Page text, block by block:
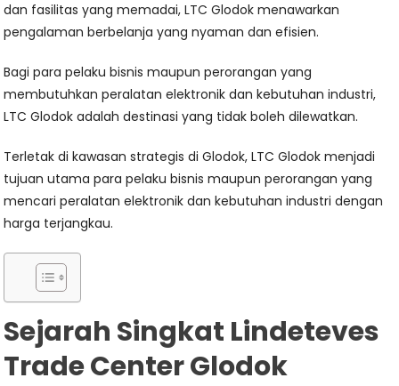
dan fasilitas yang memadai, LTC Glodok menawarkan
pengalaman berbelanja yang nyaman dan efisien.
Bagi para pelaku bisnis maupun perorangan yang
membutuhkan peralatan elektronik dan kebutuhan industri,
LTC Glodok adalah destinasi yang tidak boleh dilewatkan.
Terletak di kawasan strategis di Glodok, LTC Glodok menjadi
tujuan utama para pelaku bisnis maupun perorangan yang
mencari peralatan elektronik dan kebutuhan industri dengan
harga terjangkau.
Sejarah Singkat Lindeteves
Trade Center Glodok